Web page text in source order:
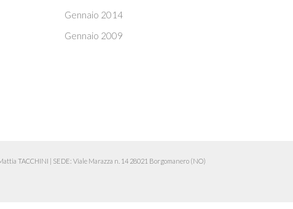
Gennaio 2014
Gennaio 2009
TACCHINI | SEDE: Viale Marazza n. 14 28021 Borgomanero (NO)